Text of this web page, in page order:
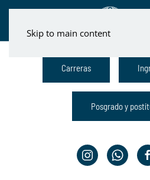
Skip to main content
Carreras
Posgrado y